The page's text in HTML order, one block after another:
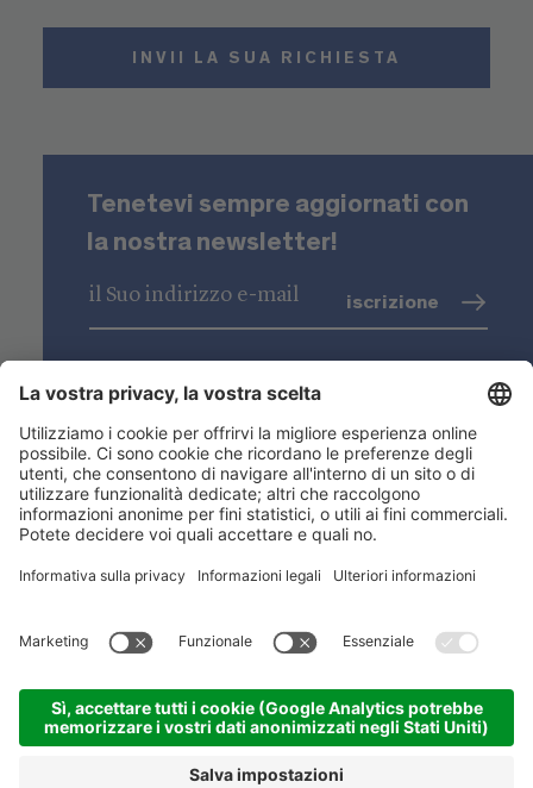
INVII LA SUA RICHIESTA
Tenetevi sempre aggiornati con
la nostra newsletter!
iscrizione
Niederstätter SpA
Sedi
Gamma prodotti
Link utili
ACADEMY